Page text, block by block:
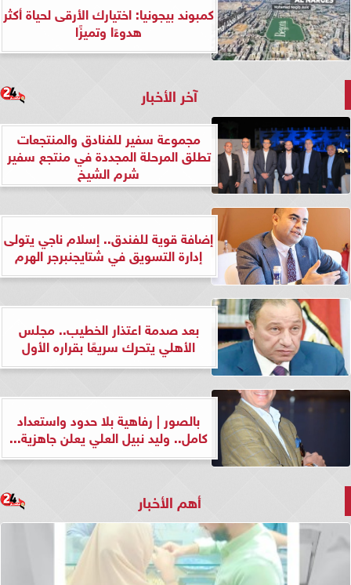
كمبوند بيجونيا: اختيارك الأرقى لحياة أكثر
هدوءًا وتميزًا
آخر الأخبار
مجموعة سفير للفنادق والمنتجعات
تطلق المرحلة المجددة في منتجع سفير
شرم الشيخ
إضافة قوية للفندق.. إسلام ناجي يتولى
إدارة التسويق في شتايجنبرجر الهرم
بعد صدمة اعتذار الخطيب.. مجلس
الأهلي يتحرك سريعًا بقراره الأول
بالصور | رفاهية بلا حدود واستعداد
كامل.. وليد نبيل العلي يعلن جاهزية...
أهم الأخبار